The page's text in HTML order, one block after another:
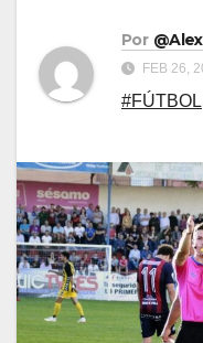
Por
FEB 26,
#FÚTBOL